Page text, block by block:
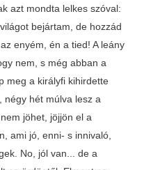
azt mondta lelkes szóval:
bejártam, de hozzád
enyém, én a tied! A leány
nem, s még abban a
meg a királyfi kihirdette
négy hét múlva lesz a
jöhet, jöjjön el a
ami jó, enni- s innivaló,
No, jól van... de a